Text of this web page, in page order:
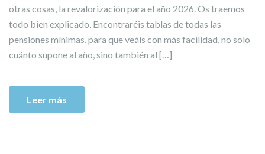
otras cosas, la revalorización para el año 2026. Os traemos
todo bien explicado. Encontraréis tablas de todas las
pensiones mínimas, para que veáis con más facilidad, no solo
cuánto supone al año, sino también al […]
Leer más